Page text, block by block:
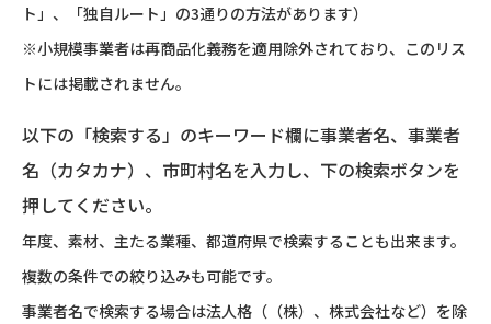
ト」、「独自ルート」の3通りの方法があります）
※小規模事業者は再商品化義務を適用除外されており、このリス
トには掲載されません。
以下の「検索する」のキーワード欄に事業者名、事業者
名（カタカナ）、市町村名を入力し、下の検索ボタンを
押してください。
年度、素材、主たる業種、都道府県で検索することも出来ます。
複数の条件での絞り込みも可能です。
事業者名で検索する場合は法人格（（株）、株式会社など）を除